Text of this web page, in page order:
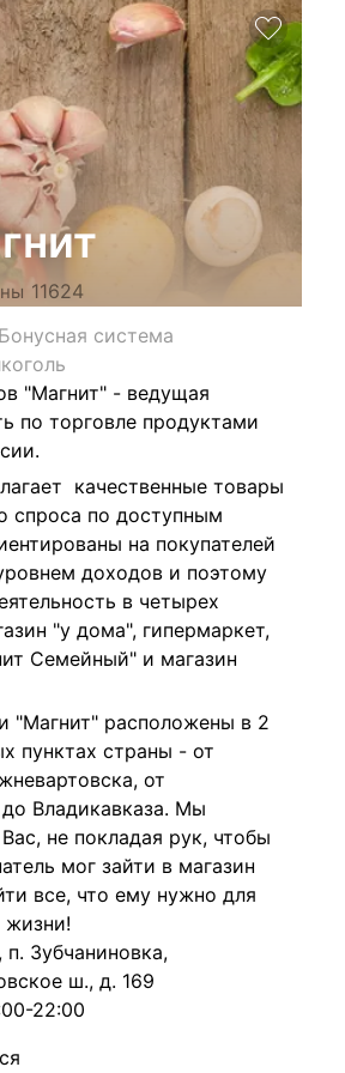
11624
Бонусная система
"Магнит" - ведущая
по торговле продуктами
качественные товары
спроса по доступным
на покупателей
доходов и поэтому
в четырех
"у дома", гипермаркет,
Семейный" и магазин
"Магнит" расположены в 2
пунктах страны - от
от
Владикавказа. Мы
не покладая рук, чтобы
мог зайти в магазин
все, что ему нужно для
жизни!
п. Зубчаниновка,
ш., д. 169
22:00